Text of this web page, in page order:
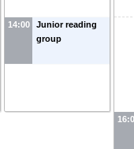
14:00
Junior reading
group